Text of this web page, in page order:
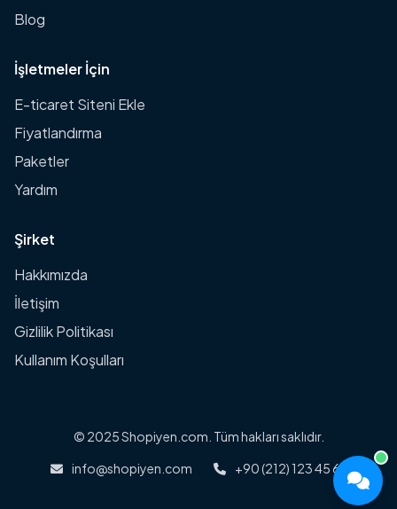
Blog
İşletmeler İçin
E-ticaret Siteni Ekle
Fiyatlandırma
Paketler
Yardım
Şirket
Hakkımızda
İletişim
Gizlilik Politikası
Kullanım Koşulları
© 2025 Shopiyen.com. Tüm hakları saklıdır.
info@shopiyen.com
+90 (212) 123 45 67